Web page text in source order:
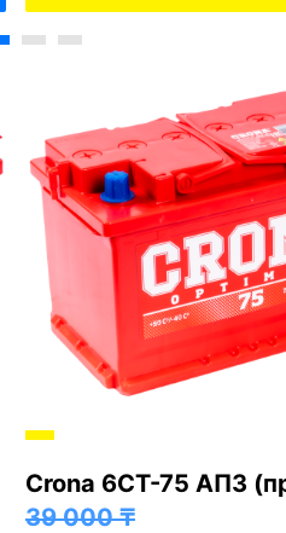
Crona 6СТ-75 АПЗ
39 000₸